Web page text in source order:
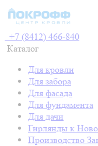
+7 (8412) 466-840
Каталог
Для кровли
Для забора
Для фасада
Для фундамента
Для дачи
Гирлянды к
Производство